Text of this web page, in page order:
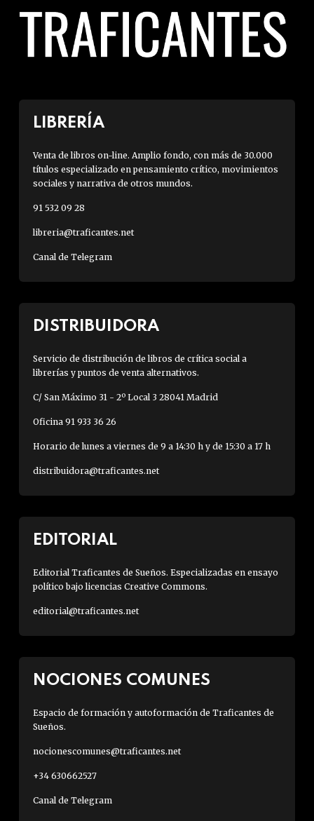
LIBRERÍA
Venta de libros on-line. Amplio fondo, con más de 30.000
títulos especializado en pensamiento crítico, movimientos
sociales y narrativa de otros mundos.
91 532 09 28
libreria@traficantes.net
Canal de Telegram
DISTRIBUIDORA
Servicio de distribución de libros de crítica social a
librerías y puntos de venta alternativos.
C/ San Máximo 31 - 2º Local 3 28041 Madrid
Oficina 91 933 36 26
Horario de lunes a viernes de 9 a 14:30 h y de 15:30 a 17 h
distribuidora@traficantes.net
EDITORIAL
Editorial Traficantes de Sueños. Especializadas en ensayo
político bajo licencias Creative Commons.
editorial@traficantes.net
NOCIONES COMUNES
Espacio de formación y autoformación de Traficantes de
Sueños.
nocionescomunes@traficantes.net
+34 630662527
Canal de Telegram